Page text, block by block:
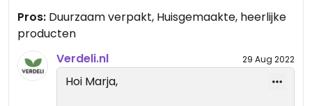
Pros: Duurzaam verpakt, Huisgemaakte, heerlijke
producten
Verdeli.nl
29 Aug 2022
Hoi Marja,